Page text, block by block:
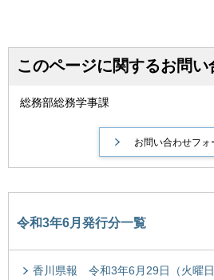
このページに関するお問い
総務部総務学事課
令和3年6月発行分一覧
香川県報 令和3年6月29日（火曜日